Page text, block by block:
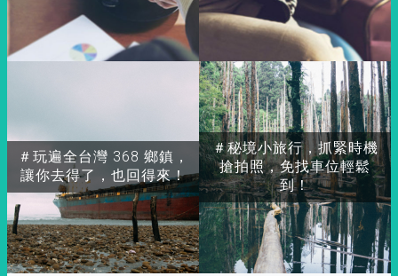
＃玩遍全台灣 368 鄉鎮，
讓你去得了，也回得來！
＃秘境小旅行，抓緊時機
搶拍照，免找車位輕鬆
到！